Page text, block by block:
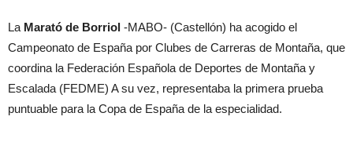
La Marató de Borriol -MABO- (Castellón) ha acogido el
Campeonato de España por Clubes de Carreras de Montaña, que
coordina la Federación Española de Deportes de Montaña y
Escalada (FEDME) A su vez, representaba la primera prueba
puntuable para la Copa de España de la especialidad.